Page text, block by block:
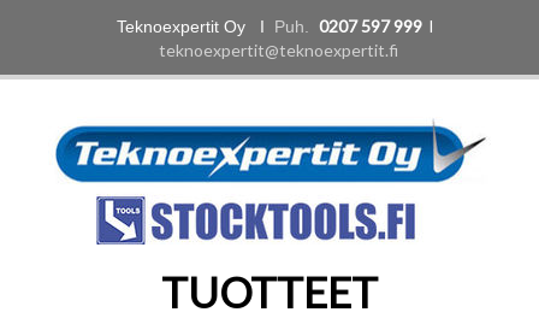
Teknoexpertit Oy I Puh. 0207 597 999 l
teknoexpertit@teknoexpertit.fi
TUOTTEET